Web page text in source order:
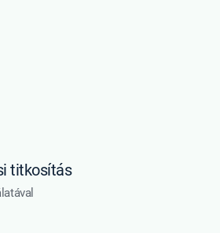
titkosítás